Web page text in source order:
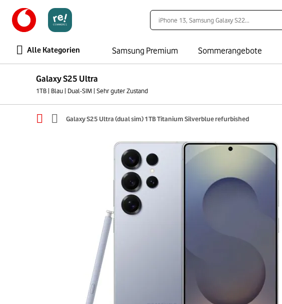
Alle Kategorien Samsung Premium Sommerangebote
Galaxy S25 Ultra
1TB | Blau | Dual-SIM | Sehr guter Zustand
Galaxy S25 Ultra (dual sim) 1TB Titanium Silverblue refurbished